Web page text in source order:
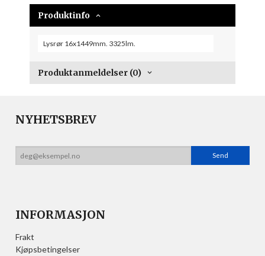
Produktinfo
Lysrør 16x1449mm. 3325lm.
Produktanmeldelser (0)
NYHETSBREV
INFORMASJON
Frakt
Kjøpsbetingelser